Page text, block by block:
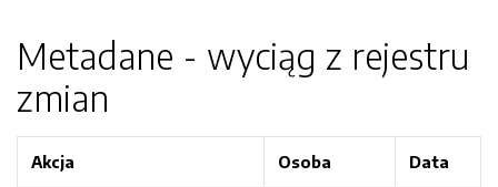
Metadane - wyciąg z rejestru
zmian
Akcja Osoba Data